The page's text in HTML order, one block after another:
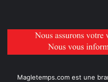
Magletemps.com est une